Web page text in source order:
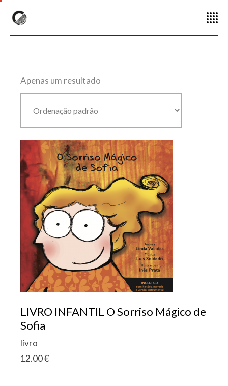
Apenas um resultado
LIVRO INFANTIL O Sorriso Mágico de
Sofia
livro
12.00€